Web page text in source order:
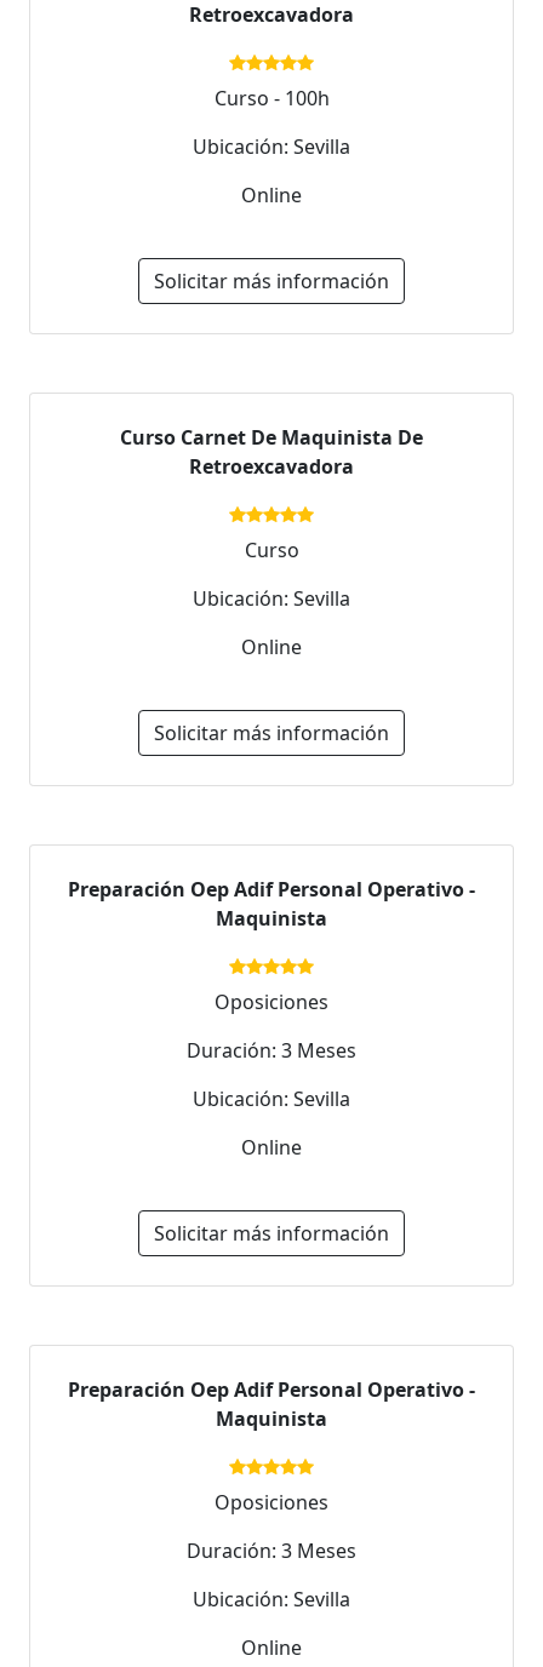
Retroexcavadora
Curso - 100h
Ubicación: Sevilla
Online
Solicitar más información
Curso Carnet De Maquinista De
Retroexcavadora
Curso
Ubicación: Sevilla
Online
Solicitar más información
Preparación Oep Adif Personal Operativo -
Maquinista
Oposiciones
Duración: 3 Meses
Ubicación: Sevilla
Online
Solicitar más información
Preparación Oep Adif Personal Operativo -
Maquinista
Oposiciones
Duración: 3 Meses
Ubicación: Sevilla
Online